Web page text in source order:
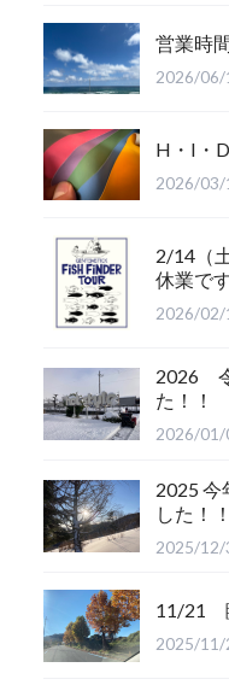
営業時
2026/06/
H・I・
2026/03/
2/14（
休業で
2026/02/
2026
た！！
2026/01/
2025 今
した！！
2025/12/
11/21
2025/11/